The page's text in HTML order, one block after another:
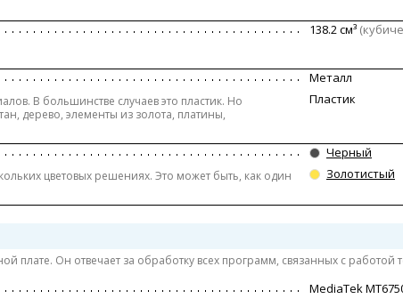
138.2 см³
В большинстве случаев это пластик. Но
дерево, элементы из золота, платины,
Металл
Пластик
цветовых решениях. Это может быть, как один
Черный
Золотистый
плате. Он отвечает за обработку всех программ, связанных с работой
MediaTek